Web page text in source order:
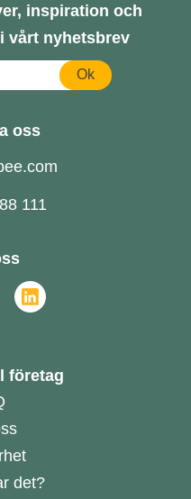
inspiration och
vårt nyhetsbrev
Ok
oss
111
företag
det?